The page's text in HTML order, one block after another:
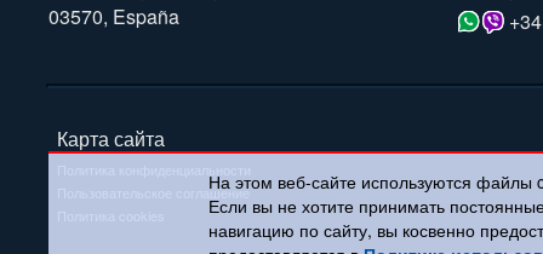
03570, España
Карта сайта
Пользовательское соглашениеНа этом веб-сайте используются файлы
Если вы не хотите принимать
навигацию по сайту, вы косвенно